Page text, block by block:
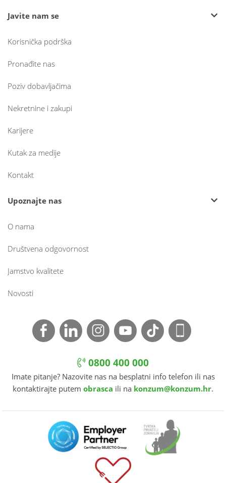
Javite nam se
Korisnička podrška
Pronađite nas
Poziv dobavljačima
Nekretnine i zakupi
Karijere
Kutak za medije
Kontakt
Upoznajte nas
O nama
Društvena odgovornost
Jamstvo kvalitete
Novosti
0800 400 000
Imate pitanje? Nazovite nas na besplatni info telefon ili nas
kontaktirajte putem obrasca ili na konzum@konzum.hr.